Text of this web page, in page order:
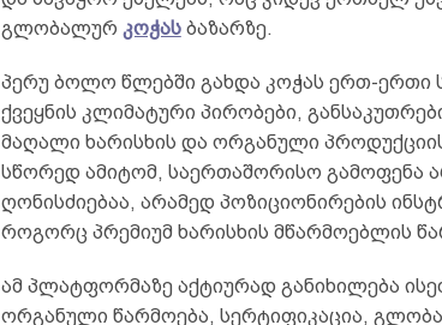
გლობალურ კოჭასბაზარზე.
პერუ ბოლო წლებში გახდა კოჭას ერთ-ერთი
ქვეყნის კლიმატური პირობები,
მაღალი ხარისხის და ორგანული
სწორედ ამიტომ, საერთაშორისო გამოფენა
ღონისძიებაა, არამედ პოზიციონირების
როგორც პრემიუმ ხარისხის მწარმოებლის
ამ პლატფორმაზე აქტიურად განიხილება
ორგანული წარმოება, სერტიფიკაცია,